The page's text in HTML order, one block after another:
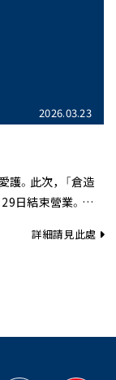
2026.03.23
護。此次，「倉造
日結束營業。感
詳細請見此處